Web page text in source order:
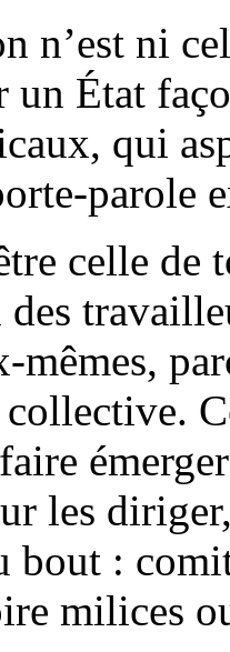
n’est ni
un État
qui
parole
celle de
les
bout :
milices